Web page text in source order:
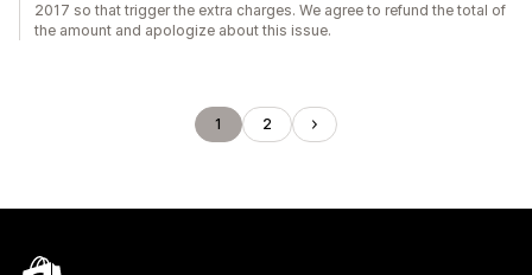
2017 so that trigger the extra charges. We agree to refund the total of
the amount and apologize about this issue.
1 2